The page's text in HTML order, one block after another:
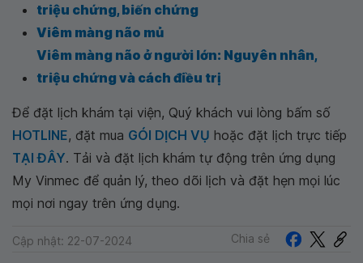
triệu chứng, biến chứng
Viêm màng não mủ
Viêm màng não ở người lớn: Nguyên nhân,
triệu chứng và cách điều trị
Để đặt lịch khám tại viện, Quý khách vui lòng bấm số
HOTLINE, đặt mua GÓI DỊCH VỤ hoặc đặt lịch trực tiếp
TẠI ĐÂY. Tải và đặt lịch khám tự động trên ứng dụng
My Vinmec để quản lý, theo dõi lịch và đặt hẹn mọi lúc
mọi nơi ngay trên ứng dụng.
Cập nhật: 22-07-2024 Chia sẻ